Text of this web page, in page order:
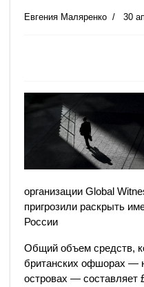
Евгения Маляренко 30
организации Global
пригрозили раскрыть
России
Общий объем средств,
британских офшорах —
островах — составляет